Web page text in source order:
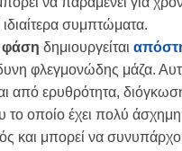
ιδιαίτερα συμπτώματα.
φάση δημιουργείται
φλεγμονώδης μάζα.
από ερυθρότητα,
το οποίο έχει πολύ
και μπορεί να